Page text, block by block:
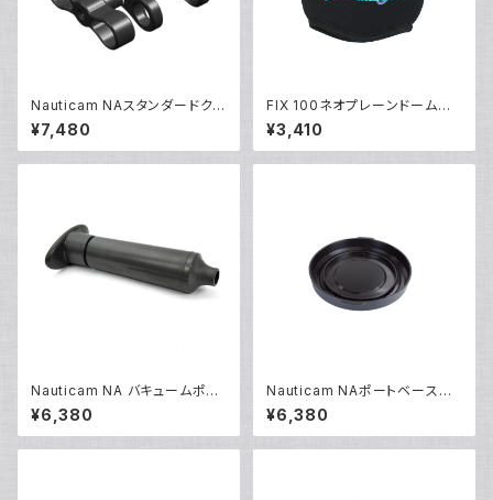
Nauticam NAスタンダードクラ
ンプ [40202]
¥7,480
FIX 100ネオプレーンドームカ
バーII [21488]
¥3,410
Nauticam NA バキュームポン
プ [20671]
¥6,380
Nauticam NAポートベースリ
アキャップ [20307]
¥6,380